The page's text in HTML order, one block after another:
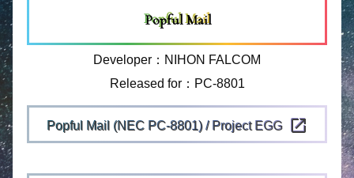
Popful Mail
Developer：NIHON FALCOM
Released for：PC-8801
Popful Mail (NEC PC-8801) / Project EGG open_in_new